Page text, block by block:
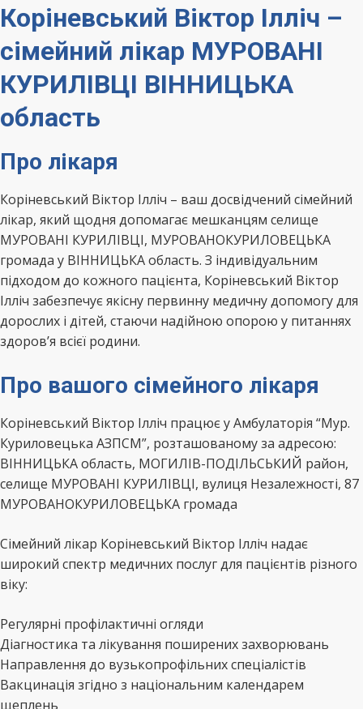
Коріневський Віктор Ілліч –
сімейний лікар МУРОВАНІ
КУРИЛІВЦІ ВІННИЦЬКА
область
Про лікаря
Коріневський Віктор Ілліч – ваш досвідчений сімейний
лікар, який щодня допомагає мешканцям селище
МУРОВАНІ КУРИЛІВЦІ, МУРОВАНОКУРИЛОВЕЦЬКА
громада у ВІННИЦЬКА область. З індивідуальним
підходом до кожного пацієнта, Коріневський Віктор
Ілліч забезпечує якісну первинну медичну допомогу для
дорослих і дітей, стаючи надійною опорою у питаннях
здоров’я всієї родини.
Про вашого сімейного лікаря
Коріневський Віктор Ілліч працює у Амбулаторія “Мур.
Куриловецька АЗПСМ”, розташованому за адресою:
ВІННИЦЬКА область, МОГИЛІВ-ПОДІЛЬСЬКИЙ район,
селище МУРОВАНІ КУРИЛІВЦІ, вулиця Незалежності, 87
МУРОВАНОКУРИЛОВЕЦЬКА громада
Сімейний лікар Коріневський Віктор Ілліч надає
широкий спектр медичних послуг для пацієнтів різного
віку:
Регулярні профілактичні огляди
Діагностика та лікування поширених захворювань
Направлення до вузькопрофільних спеціалістів
Вакцинація згідно з національним календарем
щеплень